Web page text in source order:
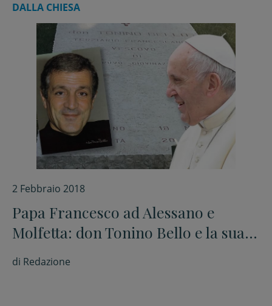
DALLA CHIESA
2 Febbraio 2018
Papa Francesco ad Alessano e
Molfetta: don Tonino Bello e la sua
“Chiesa col grembiule”
di Redazione